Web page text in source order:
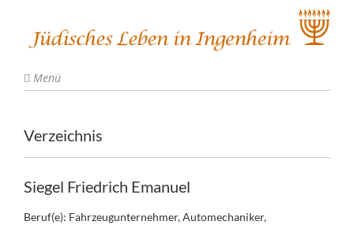
Menü
Verzeichnis
Siegel Friedrich Emanuel
Beruf(e): Fahrzeugunternehmer, Automechaniker,